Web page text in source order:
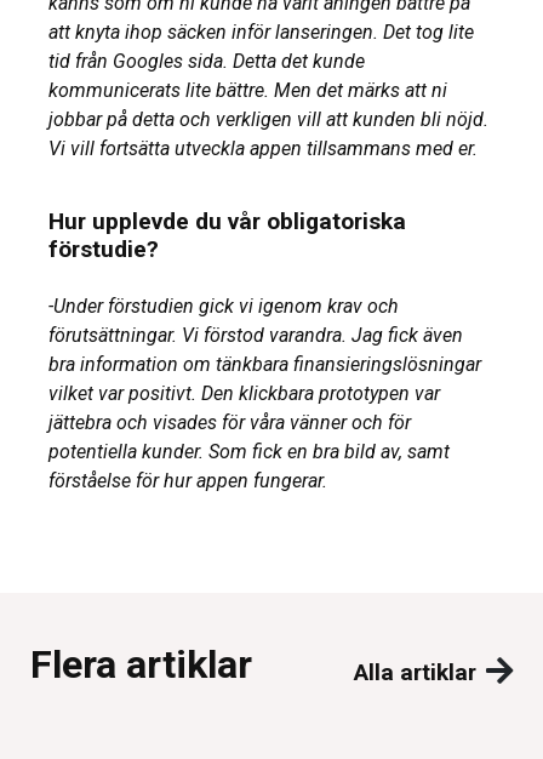
att knyta ihop säcken inför lanseringen. Det tog lite
tid från Googles sida. Detta det kunde
kommunicerats lite bättre. Men det märks att ni
jobbar på detta och verkligen vill att kunden bli nöjd.
Vi vill fortsätta utveckla appen tillsammans med er.
Hur upplevde du vår obligatoriska
förstudie?
-Under förstudien gick vi igenom krav och
förutsättningar. Vi förstod varandra. Jag fick även
bra information om tänkbara finansieringslösningar
vilket var positivt. Den klickbara prototypen var
jättebra och visades för våra vänner och för
potentiella kunder. Som fick en bra bild av, samt
förståelse för hur appen fungerar.
Flera artiklar Alla artiklar